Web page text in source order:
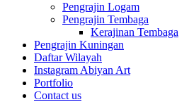
Pengrajin Logam
Pengrajin Tembaga
Kerajinan Tembaga
Pengrajin Kuningan
Daftar Wilayah
Instagram Abiyan Art
Portfolio
Contact us